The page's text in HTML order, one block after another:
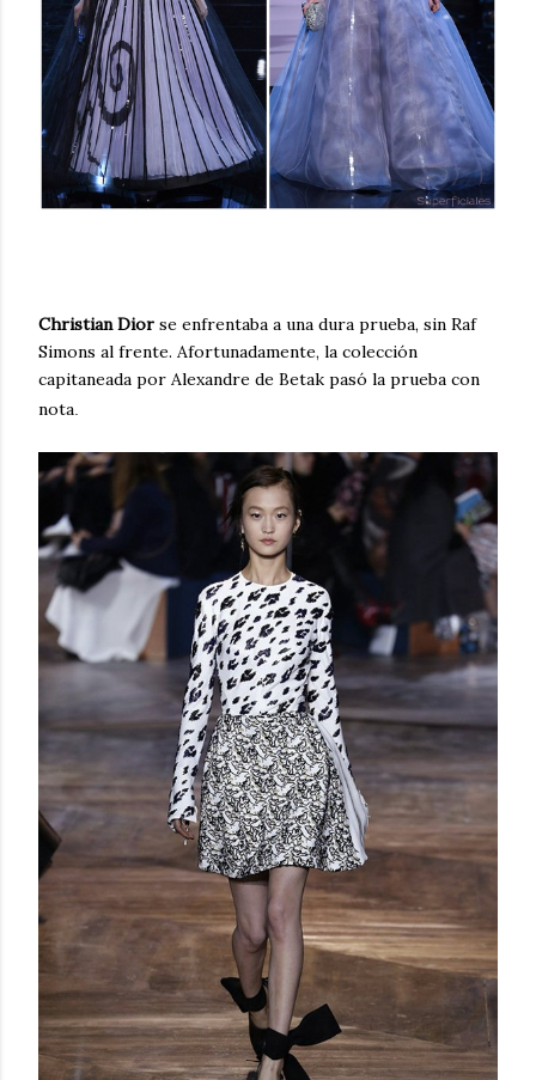
Christian Dior se enfrentaba a una dura prueba, sin Raf
Simons al frente. Afortunadamente, la colección
capitaneada por Alexandre de Betak pasó la prueba con
nota.